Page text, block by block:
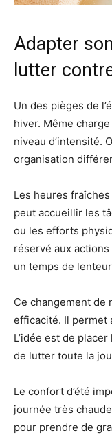
Adapter
lutter
Un des pièges de
hiver. Même
niveau d’intensité.
organisation
Les heures
peut accueillir les
ou les efforts
réservé aux
un temps de
Ce changement de
efficacité. Il permet
L’idée est de
de lutter toute la
Le confort d’été
journée très
pour prendre de